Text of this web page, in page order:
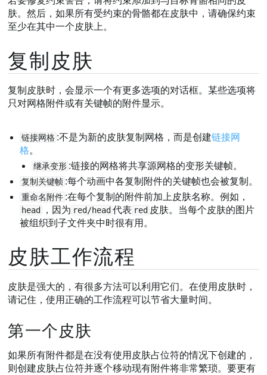
肤。然后，如果所有受约束的骨骼都在皮肤中，请确保约束
至少在其中一个皮肤上。
复制皮肤
复制皮肤时，会显示一个有更多选项的对话框。某些选项将
只对网格附件或有关键帧的附件显示。
链接网格 :不是为新的皮肤复制网格，而是创建链接网
格。
继承变形 :链接的网格将共享源网格的变形关键帧。
复制关键帧 :每个动画中各复制附件的关键帧也会被复制。
重命名附件 :在每个复制的附件前加上皮肤名称。例如，
head ，因为 red/head 代表 red 皮肤。当每个皮肤的图片
被组织到子文件夹中时很有用。
皮肤工作流程
皮肤是强大的，有很多方法可以利用它们。在使用皮肤时，
请记住，使用正确的工作流程可以节省大量时间。
第一个皮肤
如果所有附件都是在没有使用皮肤占位符的情况下创建的，
则创建皮肤占位符并逐个移动现有附件将非常繁琐。要更有